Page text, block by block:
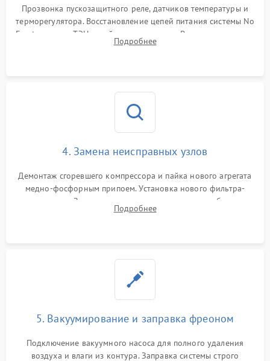
Прозвонка пускозащитного реле, датчиков температуры и
терморегулятора. Восстановление цепей питания системы No
Frost, включая ТЭН оттайки и вентилятор. Ремонт или замена
платы управления при сбоях алгоритмов.
Подробнее
4. Замена неисправных узлов
Демонтаж сгоревшего компрессора и пайка нового агрегата
медно-фосфорным припоем. Установка нового фильтра-
осушителя. Замена изношенных вентиляторов обдува,
сломанных заслонок или поврежденных дверных петель.
Подробнее
5. Вакуумирование и заправка фреоном
Подключение вакуумного насоса для полного удаления
воздуха и влаги из контура. Заправка системы строго